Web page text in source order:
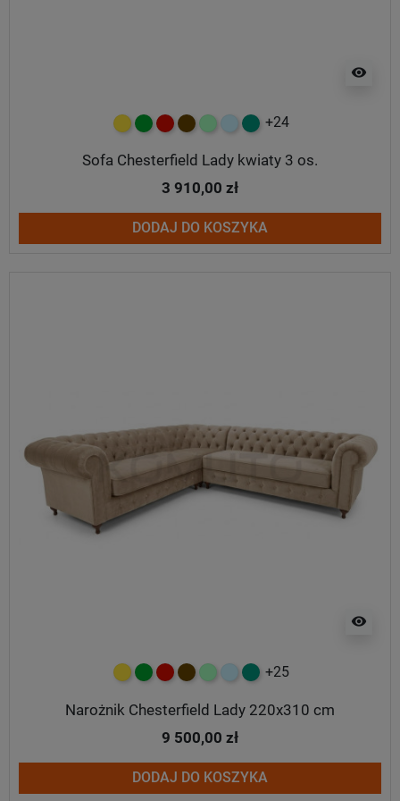
visibility
żółtyzielonyczerwony
czekoladowy
miętowybłękitny
turkusowy
+24
Sofa Chesterfield Lady kwiaty 3 os.
3 910,00 zł
DODAJ DO KOSZYKA
visibility
żółtyzielonyczerwony
czekoladowy
miętowybłękitny
turkusowy
+25
Narożnik Chesterfield Lady 220x310 cm
9 500,00 zł
DODAJ DO KOSZYKA